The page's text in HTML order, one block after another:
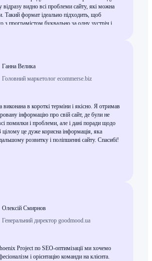
відразу видно всі проблеми сайту, які можна
Такий формат ідеально підходить, щоб
з програмістом буквально за одну зустріч і
Ганна Велика
Головний маркетолог ecommerse.biz
виконана в короткі терміни і якісно. Я отримав
інформацію про свій сайт, де були не
помилки і проблеми, але і дані поради щодо
цілому це дуже корисна інформація, яка
розвитку і поліпшенні сайту. Спасибі!
Олексій Смирнов
Генеральний директор goodmood.ua
Project по SEO-оптимізації ми хочемо
і орієнтацію команди на клієнта.